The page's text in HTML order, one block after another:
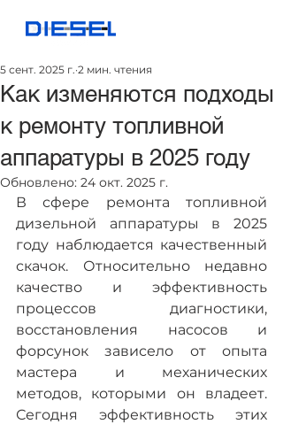
Как изменяются подходы
к ремонту топливной
аппаратуры в 2025 году
5 сент. 2025 г. 2 мин. чтения
Обновлено: 24 окт. 2025 г.
В сфере ремонта топливной
дизельной аппаратуры в 2025
году наблюдается качественный
скачок. Относительно недавно
качество и эффективность
процессов диагностики,
восстановления насосов и
форсунок зависело от опыта
мастера и механических
методов, которыми он владеет.
Сегодня эффективность этих